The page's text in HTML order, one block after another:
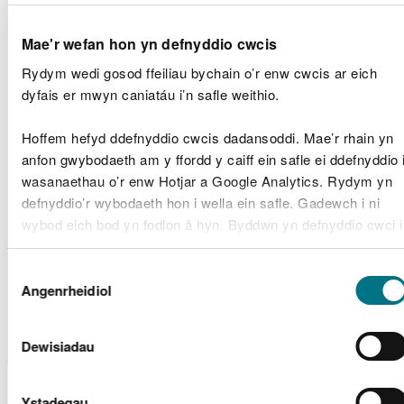
Mae'r wefan hon yn defnyddio cwcis
Rydym wedi gosod ffeiliau bychain o’r enw cwcis ar eich
dyfais er mwyn caniatáu i’n safle weithio.
Hoffem hefyd ddefnyddio cwcis dadansoddi. Mae’r rhain yn
anfon gwybodaeth am y ffordd y caiff ein safle ei ddefnyddio i
wasanaethau o’r enw Hotjar a Google Analytics. Rydym yn
defnyddio’r wybodaeth hon i wella ein safle. Gadewch i ni
wybod eich bod yn fodlon â hyn. Byddwn yn defnyddio cwci i
gadw eich dewis.
Gellirdarllen mwy am ein cwcis
Caniatâd
Angenrheidiol
Dewisiadau
2
CML1960
1
CML1864
Energy
(UK)
Limited
Band
1
RML1959
Ceredigion
County
Aberaeron Harbour
2
Ceisiadau Trwyddedau